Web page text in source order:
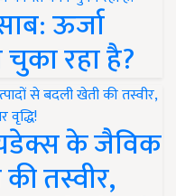
ऊर्जा
रहा है?
के जैविक
तस्वीर,